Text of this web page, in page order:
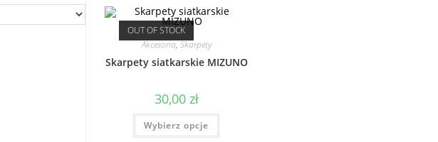
OUT OF STOCK
Akcesoria,Skarpety
Skarpety siatkarskie MIZUNO
30,00 zł
Wybierz opcje